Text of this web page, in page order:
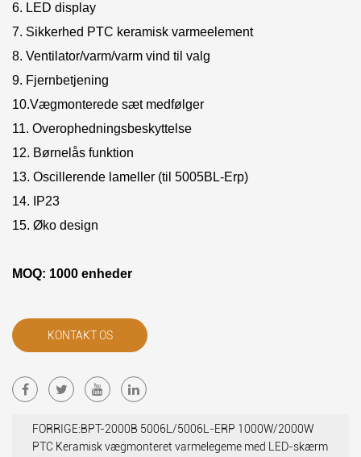
6. LED display
7. Sikkerhed PTC keramisk varmeelement
8. Ventilator/varm/varm vind til valg
9. Fjernbetjening
10.Vægmonterede sæt medfølger
11. Overophedningsbeskyttelse
12. Børnelås funktion
13. Oscillerende lameller (til 5005BL-Erp)
14. IP23
15. Øko design
MOQ: 1000 enheder
KONTAKT OS
FORRIGE:BPT-2000B 5006L/5006L-ERP 1000W/2000W
PTC Keramisk vægmonteret varmelegeme med LED-skærm